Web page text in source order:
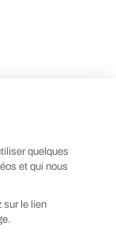
quelques
et qui nous
sur le lien